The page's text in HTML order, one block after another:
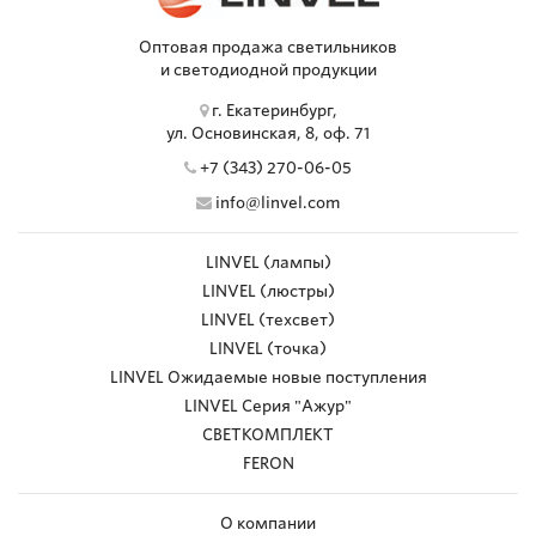
Оптовая продажа светильников
и светодиодной продукции
г. Екатеринбург,
ул. Основинская, 8, оф. 71
+7 (343) 270-06-05
info@linvel.com
LINVEL (лампы)
LINVEL (люстры)
LINVEL (техсвет)
LINVEL (точка)
LINVEL Ожидаемые новые поступления
LINVEL Серия "Ажур"
СВЕТКОМПЛЕКТ
FERON
О компании